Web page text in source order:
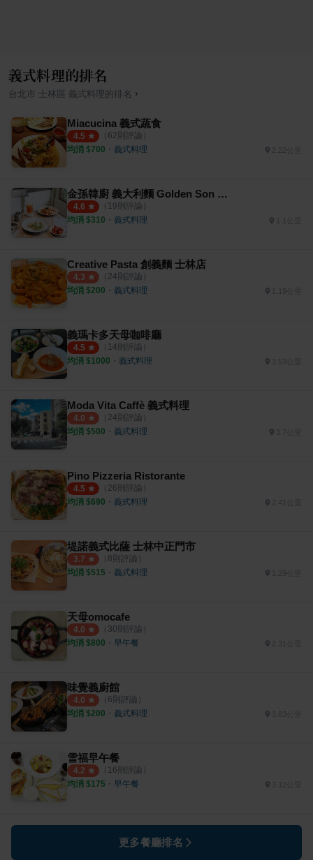
義式料理的排名
台北市 士林區 義式料理的排名 ›
Miacucina 義式蔬食
4.5 （ 62則評論）
均消 $700 ・ 義式料理
金孫韓廚 義大利麵 Golden Son Korea Pasta
4.6 （ 19則評論）
均消 $310 ・ 義式料理
Creative Pasta 創義麵 士林店
4.3 （ 24則評論）
均消 $200 ・ 義式料理
義瑪卡多天母咖啡廳
4.5 （ 14則評論）
均消 $1000 ・ 義式料理 3.53公里
Moda Vita Caffè 義式料理
4.0 （ 24則評論）
均消 $500 ・ 義式料理
Pino Pizzeria Ristorante
4.5 （ 26則評論）
均消 $690 ・ 義式料理 2.41公里
堤諾義式比薩 士林中正門市
3.7 （ 8則評論）
均消 $515 ・ 義式料理
天母omocafe
4.0 （ 30則評論）
均消 $800 ・ 早午餐
味覺義廚館
4.0 （ 6則評論）
均消 $200 ・ 義式料理
雪福早午餐
4.2 （ 16則評論）
均消 $175 ・ 早午餐
更多餐廳排名